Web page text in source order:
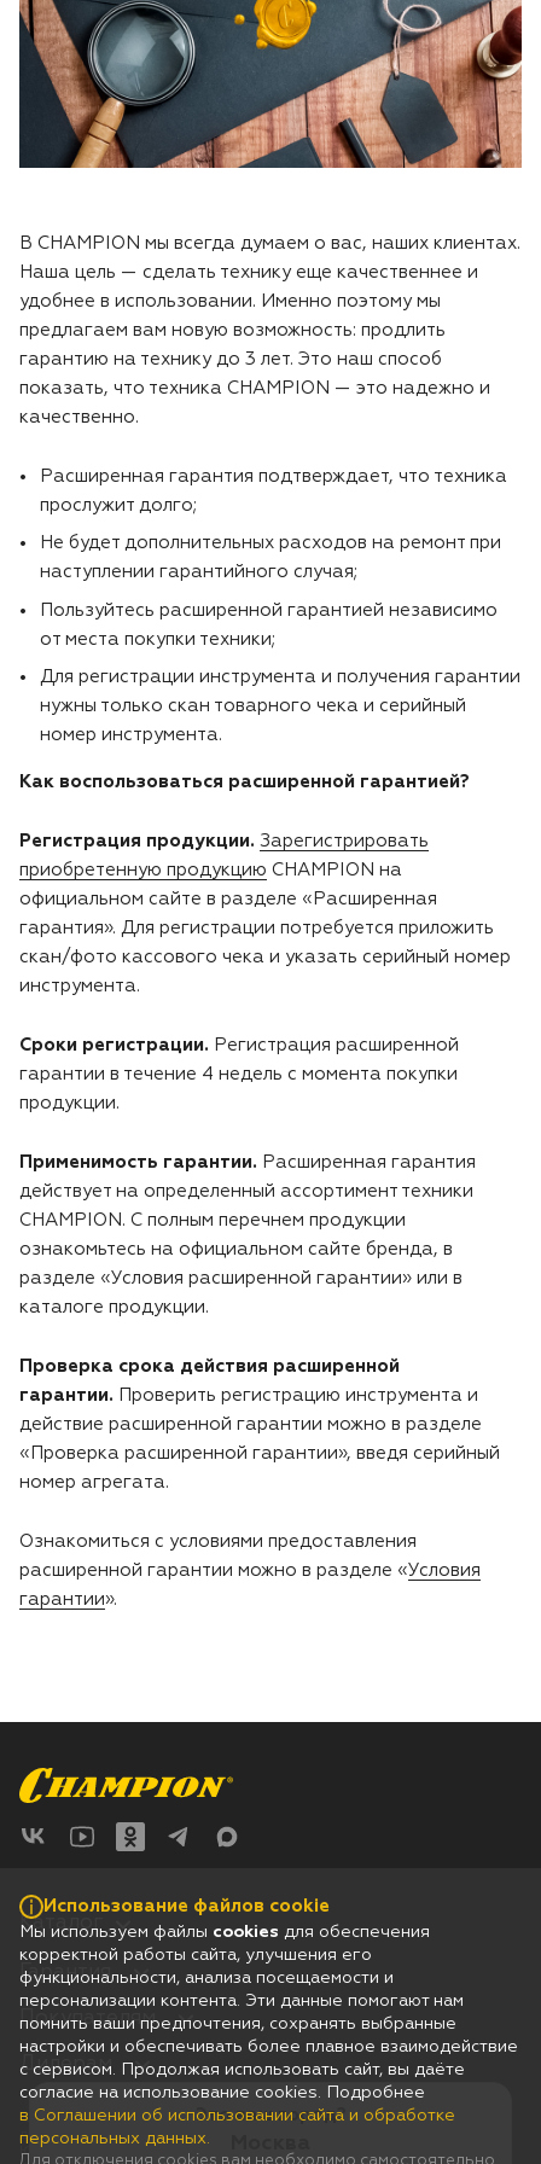
Это ваш город?
Воздуходувки
Триммеры
Моющие аппараты
Скарификаторы
Мотопомпы
Подметальные машины
Строительная техника
Мотодрели
Снегоотбрасыватели
Садовые ножницы
Техника PRO
Дровоколы
Высоторезы
Блог
В CHAMPION мы всегда думаем о вас, наших клиентах.
Наша цель — сделать технику еще качественнее и
удобнее в использовании. Именно поэтому мы
предлагаем вам новую возможность: продлить
гарантию на технику до 3 лет. Это наш способ
показать, что техника CHAMPION — это надежно и
качественно.
Расширенная гарантия подтверждает, что техника
прослужит долго;
Не будет дополнительных расходов на ремонт при
наступлении гарантийного случая;
Пользуйтесь расширенной гарантией независимо
от места покупки техники;
Для регистрации инструмента и получения гарантии
нужны только скан товарного чека и серийный
номер инструмента.
Как воспользоваться расширенной гарантией?
Регистрация продукции. Зарегистрировать
приобретенную продукцию CHAMPION на
официальном сайте в разделе «Расширенная
гарантия». Для регистрации потребуется приложить
скан/фото кассового чека и указать серийный номер
инструмента.
Сроки регистрации. Регистрация расширенной
гарантии в течение 4 недель с момента покупки
продукции.
Применимость гарантии. Расширенная гарантия
действует на определенный ассортимент техники
CHAMPION. С полным перечнем продукции
ознакомьтесь на официальном сайте бренда, в
разделе «Условия расширенной гарантии» или в
каталоге продукции.
Проверка срока действия расширенной
гарантии.
Проверить регистрацию инструмента и
действие расширенной гарантии можно в разделе
«Проверка расширенной гарантии», введя серийный
номер агрегата.
Ознакомиться с условиями предоставления
расширенной гарантии можно в разделе «Условия
гарантии».
Соглашение об использовании сайта и обработке персональных
данных
Юридическая информация
Гарантия
Покупателям
Дилерам
Каталог
Использование файлов cookie
Мы используем файлы cookies для обеспечения
корректной работы сайта, улучшения его
функциональности, анализа посещаемости и
персонализации контента. Эти данные помогают нам
помнить ваши предпочтения, сохранять выбранные
настройки и обеспечивать более плавное взаимодействие
с сервисом. Продолжая использовать сайт, вы даёте
согласие на использование cookies. Подробнее
в Соглашении об использовании сайта и обработке
персональных данных.